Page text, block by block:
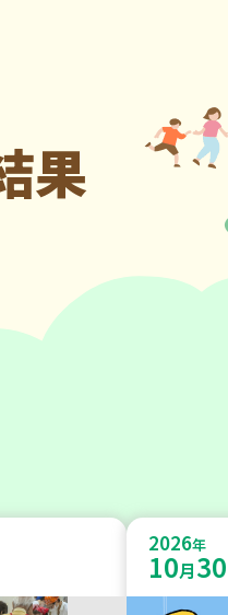
果
2026年
10月30